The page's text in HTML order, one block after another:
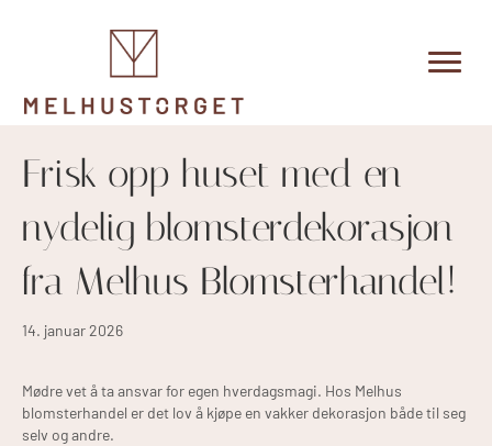
Frisk opp huset med en
nydelig blomsterdekorasjon
fra Melhus Blomsterhandel!
14. januar 2026
Mødre vet å ta ansvar for egen hverdagsmagi. Hos Melhus
blomsterhandel er det lov å kjøpe en vakker dekorasjon både til seg
selv og andre.